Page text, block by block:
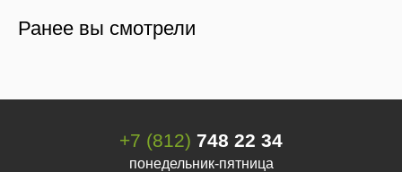
Ранее вы смотрели
+7 (812) 748 22 34
понедельник-пятница